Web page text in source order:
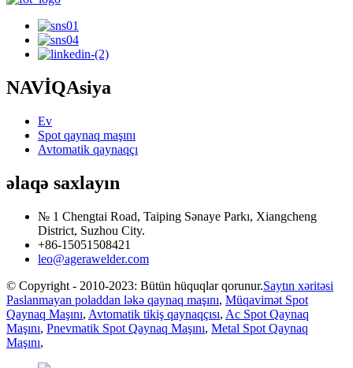
NAVİQAsiya
Ev
Spot qaynaq maşını
Avtomatik qaynaqçı
əlaqə saxlayın
№ 1 Chengtai Road, Taiping Sənaye Parkı, Xiangcheng
District, Suzhou City.
+86-15051508421
leo@agerawelder.com
© Copyright - 2010-2023: Bütün hüquqlar qorunur.Saytın xəritəsi
Paslanmayan poladdan ləkə qaynaq maşını, Müqavimət Spot
Qaynaq Maşını, Avtomatik tikiş qaynaqçısı, Ac Spot Qaynaq
Maşını, Pnevmatik Spot Qaynaq Maşını, Metal Spot Qaynaq
Maşını,